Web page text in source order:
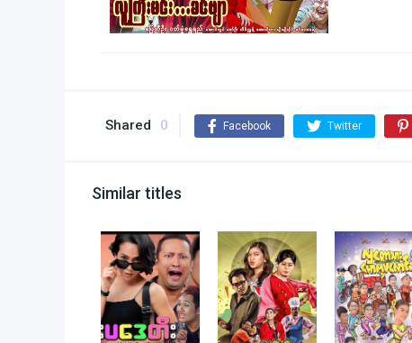
Shared 0 Facebook Twitter
Similar titles